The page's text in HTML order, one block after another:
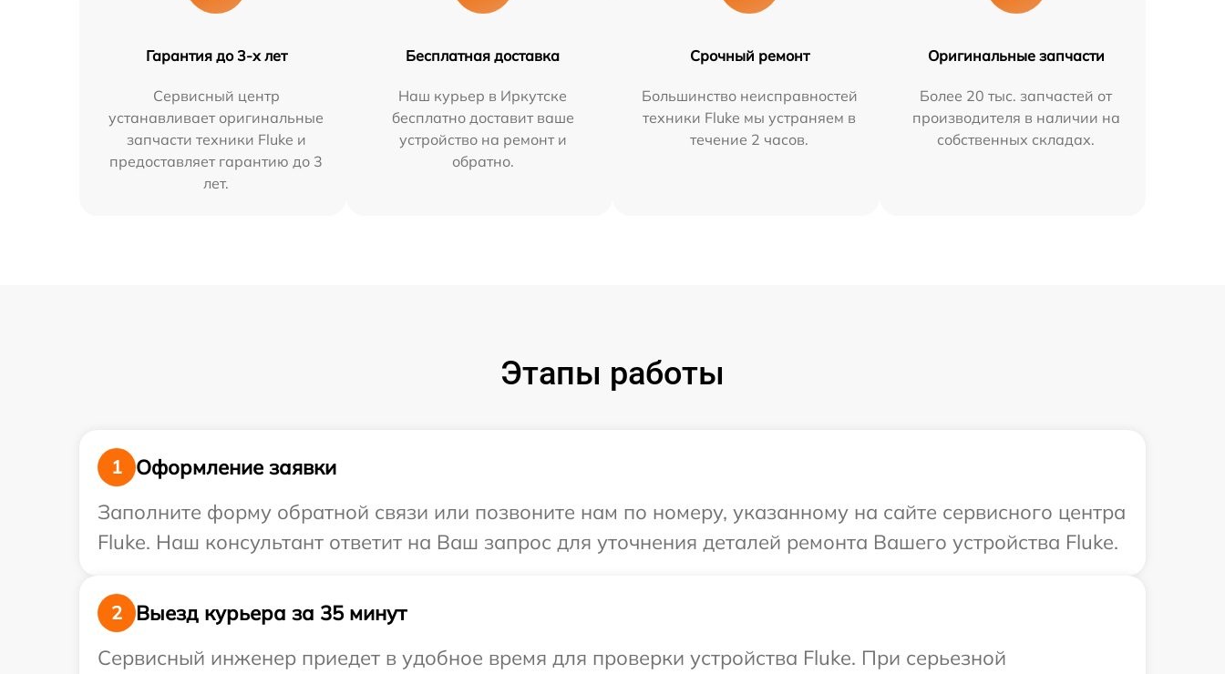
Гарантия до 3-х лет
Сервисный центр
устанавливает оригинальные
запчасти техники Fluke и
предоставляет гарантию до 3
лет.
Бесплатная доставка
Наш курьер в Иркутске
бесплатно доставит ваше
устройство на ремонт и
обратно.
Срочный ремонт
Большинство неисправностей
техники Fluke мы устраняем в
течение 2 часов.
Оригинальные запчасти
Более 20 тыс. запчастей от
производителя в наличии на
собственных складах.
Этапы работы
1
Оформление заявки
Заполните форму обратной связи или позвоните нам по номеру, указанному на сайте сервисного центра
Fluke. Наш консультант ответит на Ваш запрос для уточнения деталей ремонта Вашего устройства Fluke.
2
Выезд курьера за 35 минут
Сервисный инженер приедет в удобное время для проверки устройства Fluke. При серьезной